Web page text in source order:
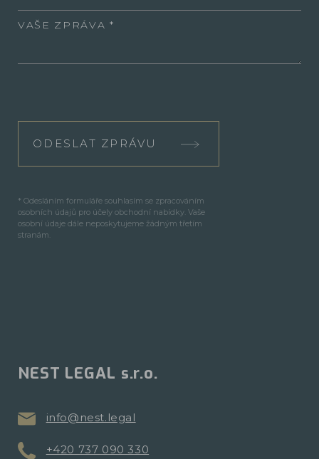
VAŠE ZPRÁVA
ODESLAT ZPRÁVU
* Odesláním formuláře souhlasím se zpracováním
osobních údajů pro účely obchodní nabídky. Vaše
osobní údaje dále neposkytujeme žádným třetím
stranám.
NEST LEGAL s.r.o.
info@nest.legal
+420 737 090 330